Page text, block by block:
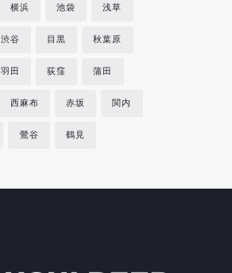
横浜 池袋 浅草
渋谷 目黒 秋葉原
羽田 荻窪 蒲田
西麻布 赤坂 関内
鶯谷 鶴見